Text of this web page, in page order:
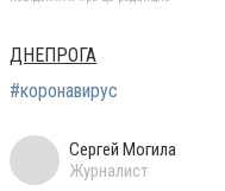
ДНЕПРОГА
#коронавирус
Сергей Могила
Журналист